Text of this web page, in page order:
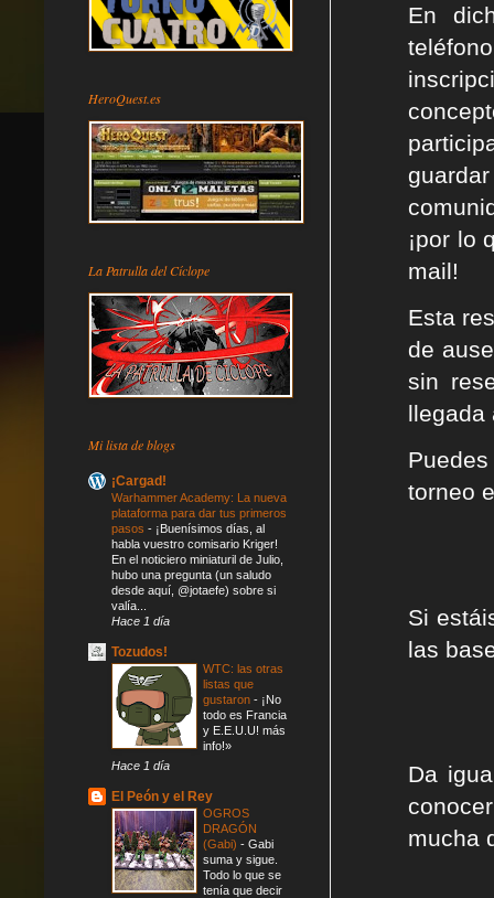
En
¡por lo
mail!
Esta
de
sin
torneo
Si
las
Da
mucha
HeroQuest.es
La Patrulla del Cíclope
Mi lista de blogs
¡Cargad!
Warhammer Academy: La nueva
plataforma para dar tus primeros
pasos - ¡Buenísimos días, al
habla vuestro comisario Kriger!
En el noticiero miniaturil de Julio,
hubo una pregunta (un saludo
desde aquí, @jotaefe) sobre si
valía...
Hace 1 día
Tozudos!
WTC: las otras
listas que
gustaron - ¡No
todo es Francia
y E.E.U.U! más
info!»
Hace 1 día
El Peón y el Rey
OGROS
DRAGÓN
(Gabi) - Gabi
suma y sigue.
Todo lo que se
tenía que decir